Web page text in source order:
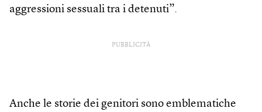
aggressioni sessuali tra i detenuti”.
PUBBLICITÀ
Anche le storie dei genitori sono emblematiche